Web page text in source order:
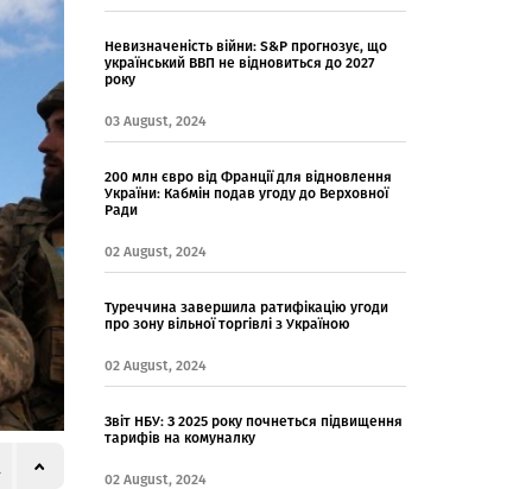
Невизначеність війни: S&P прогнозує, що
український ВВП не відновиться до 2027
року
03 August, 2024
200 млн євро від Франції для відновлення
України: Кабмін подав угоду до Верховної
Ради
02 August, 2024
Туреччина завершила ратифікацію угоди
про зону вільної торгівлі з Україною
02 August, 2024
Звіт НБУ: З 2025 року почнеться підвищення
тарифів на комуналку
02 August, 2024